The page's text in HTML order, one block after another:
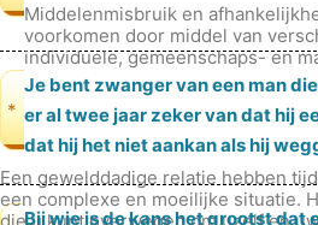
Middelenmisbruik en
voorkomen door middel van
individuele, gemeenschaps- en
aanpakken. Hier volgen enkel
*
Je bent zwanger van een man
er al twee jaar zeker van dat hij
dat hij het niet aankan als hij
Een gewelddadige relatie hebben
een complexe en moeilijke situatie.
die u kunt overwegen om uzelf en
Bij wie is de kans het grootst dat